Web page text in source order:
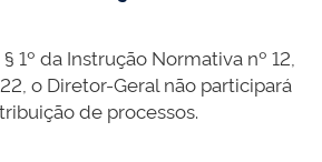
1º da Instrução Normativa nº 12,
o Diretor-Geral não participará
de processos.